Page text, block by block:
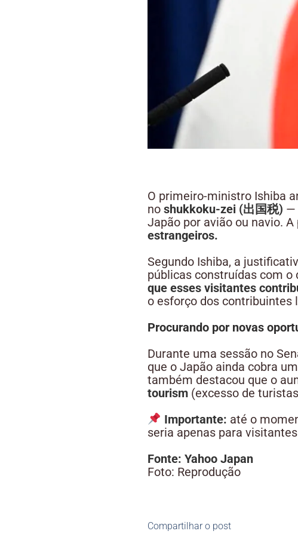
O primeiro-ministro Ishiba
no shukkoku-zei (出国税) —
Japão por avião ou navio.
estrangeiros.
Segundo Ishiba, a
públicas construídas com o
que esses visitantes
o esforço dos contribuintes
Procurando por novas
Durante uma sessão no
que o Japão ainda cobra
também destacou que o
tourism (excesso de
Importante: até o
seria apenas para
Fonte: Yahoo Japan
Foto: Reprodução
Compartilhar o post